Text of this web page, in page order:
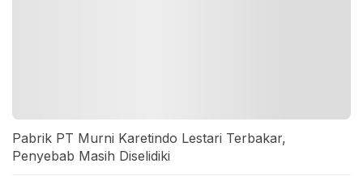
Pabrik PT Murni Karetindo Lestari Terbakar,
Penyebab Masih Diselidiki